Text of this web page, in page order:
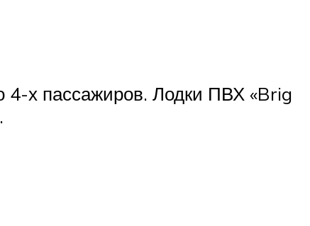
х пассажиров. Лодки ПВХ «Brig